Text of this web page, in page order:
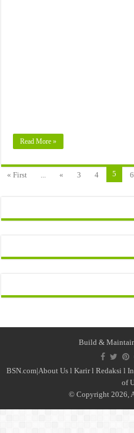
Read More »
« First « 3 4 5 6
Build &
BSN.com|About Us l Karirl Redaksi l
of
© Copyright 2026,